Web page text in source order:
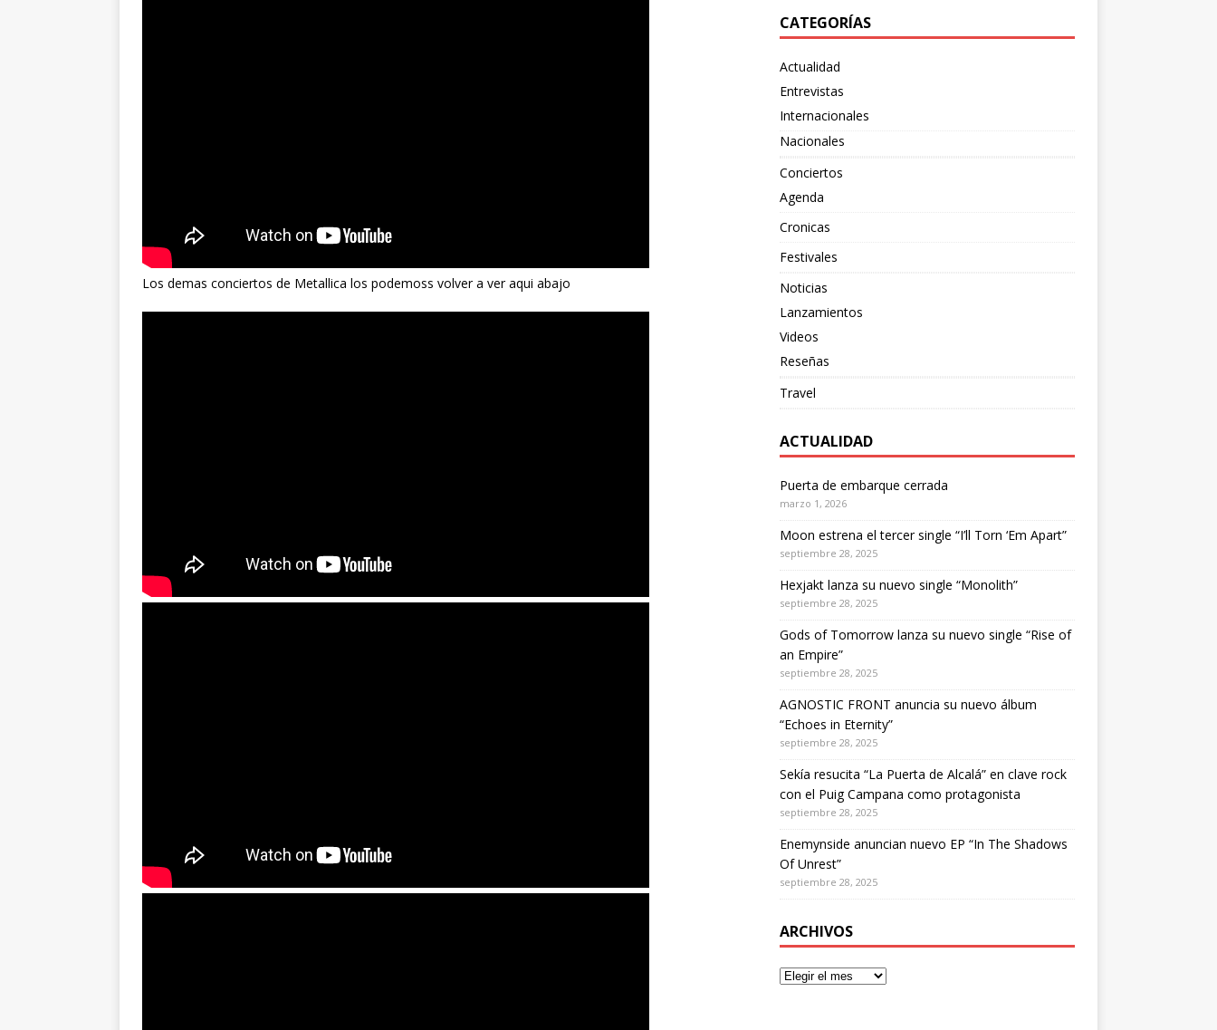
Los demas conciertos de Metallica los podemoss volver a ver aqui abajo
CATEGORÍAS
Actualidad
Entrevistas
Internacionales
Nacionales
Conciertos
Agenda
Cronicas
Festivales
Noticias
Lanzamientos
Videos
Reseñas
Travel
ACTUALIDAD
Puerta de embarque cerrada
marzo 1, 2026
Moon estrena el tercer single “I’ll Torn ‘Em Apart”
septiembre 28, 2025
Hexjakt lanza su nuevo single “Monolith”
septiembre 28, 2025
Gods of Tomorrow lanza su nuevo single “Rise of
an Empire”
septiembre 28, 2025
AGNOSTIC FRONT anuncia su nuevo álbum
“Echoes in Eternity”
septiembre 28, 2025
Sekía resucita “La Puerta de Alcalá” en clave rock
con el Puig Campana como protagonista
septiembre 28, 2025
Enemynside anuncian nuevo EP “In The Shadows
Of Unrest”
septiembre 28, 2025
ARCHIVOS